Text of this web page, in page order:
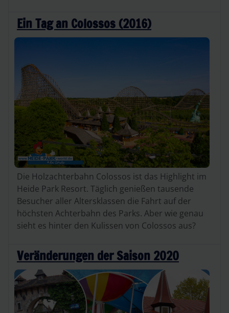
Ein Tag an Colossos (2016)
Die Holzachterbahn Colossos ist das Highlight im
Heide Park Resort. Täglich genießen tausende
Besucher aller Altersklassen die Fahrt auf der
höchsten Achterbahn des Parks. Aber wie genau
sieht es hinter den Kulissen von Colossos aus?
Veränderungen der Saison 2020